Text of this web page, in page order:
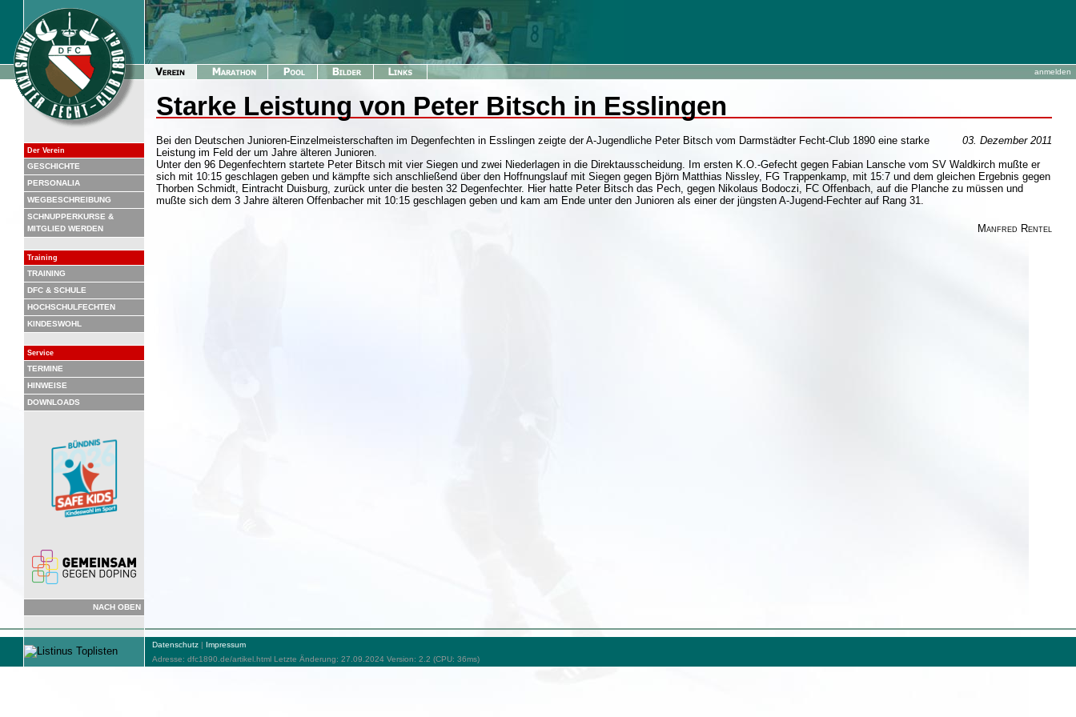
anmelden
Der Verein
GESCHICHTE
PERSONALIA
WEGBESCHREIBUNG
SCHNUPPERKURSE &
MITGLIED WERDEN
Training
TRAINING
DFC & SCHULE
HOCHSCHULFECHTEN
KINDESWOHL
Service
TERMINE
HINWEISE
DOWNLOADS
Starke Leistung von Peter Bitsch in Esslingen
03. Dezember 2011
Bei den Deutschen Junioren-Einzelmeisterschaften im Degenfechten in Esslingen zeigte der A-Jugendliche Peter Bitsch vom Darmstädter Fecht-Club 1890 eine starke
Leistung im Feld der um Jahre älteren Junioren.
Unter den 96 Degenfechtern startete Peter Bitsch mit vier Siegen und zwei Niederlagen in die Direktausscheidung. Im ersten K.O.-Gefecht gegen Fabian Lansche vom SV Waldkirch mußte er
sich mit 10:15 geschlagen geben und kämpfte sich anschließend über den Hoffnungslauf mit Siegen gegen Björn Matthias Nissley, FG Trappenkamp, mit 15:7 und dem gleichen Ergebnis gegen
Thorben Schmidt, Eintracht Duisburg, zurück unter die besten 32 Degenfechter. Hier hatte Peter Bitsch das Pech, gegen Nikolaus Bodoczi, FC Offenbach, auf die Planche zu müssen und
mußte sich dem 3 Jahre älteren Offenbacher mit 10:15 geschlagen geben und kam am Ende unter den Junioren als einer der jüngsten A-Jugend-Fechter auf Rang 31.
Manfred Rentel
NACH OBEN
Datenschutz | Impressum
Adresse: dfc1890.de/artikel.html Letzte Änderung: 27.09.2024 Version: 2.2 (CPU: 36ms)